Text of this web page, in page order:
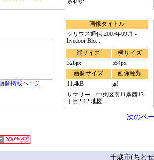
像掲載ページ
画像タイトル
シリウス通信:2007年09月 -
livedoor Blo...
縦サイズ
横サイズ
328px
554px
画像サイズ
画像種類
11.4kB
gif
サマリー：中央区南11条西13
丁目2-12 地図...
次のペ
千歳市(ちと